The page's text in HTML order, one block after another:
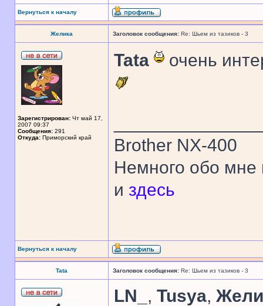
Вернуться к началу
Желика Заголовок сообщения: Re: Шьем из тазиков - 3
Зарегистрирован: Чт май 17,
2007 09:37
Сообщения: 291
Откуда: Приморский край
Tata очень
Brother NX-400
Немного обо
и здесь
Вернуться к началу
Tata Заголовок сообщения: Re: Шьем из тазиков - 3
LN_ , Tusya,